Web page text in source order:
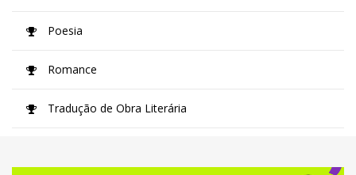
Poesia
Romance
Tradução de Obra Literária